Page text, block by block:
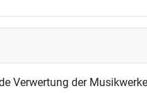
Verwertung der